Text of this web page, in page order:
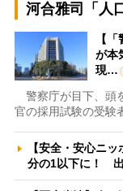
河合雅司「人
【
が本
現…
警察庁が目下、頭
官の採用試験の受験
【安全・安心ニ
分の1以下に！